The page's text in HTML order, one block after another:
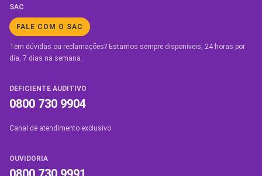
SAC
FALE COM O SAC
Tem dúvidas ou reclamações? Estamos sempre disponíveis, 24 horas por
dia, 7 dias na semana.
DEFICIENTE AUDITIVO
0800 730 9904
Canal de atendimento exclusivo.
OUVIDORIA